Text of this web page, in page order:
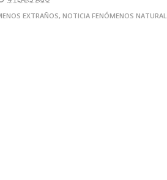
EXTRAÑOS, NOTICIA FENÓMENOS